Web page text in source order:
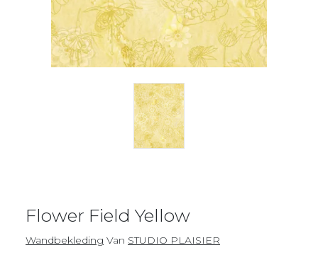
Flower Field Yellow
Wandbekleding Van STUDIO PLAISIER